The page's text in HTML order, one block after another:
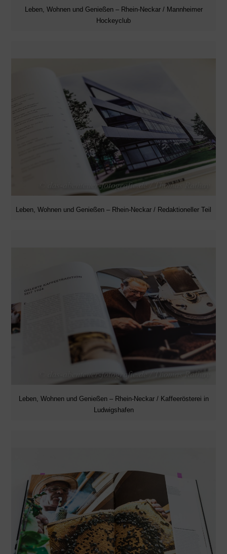
Leben, Wohnen und Genießen – Rhein-Neckar / Mannheimer
Hockeyclub
Leben, Wohnen und Genießen – Rhein-Neckar / Redaktioneller Teil
Leben, Wohnen und Genießen – Rhein-Neckar / Kaffeerösterei in
Ludwigshafen